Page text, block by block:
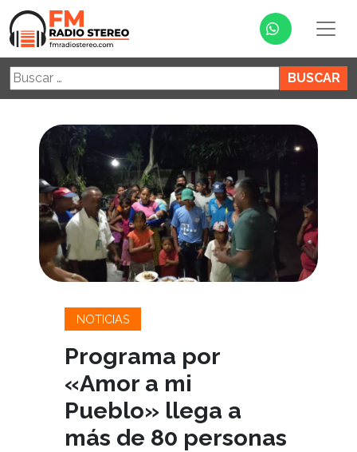
Buscar:
NOTICIAS
Programa por
«Amor a mi
Pueblo» llega a
más de 80 personas